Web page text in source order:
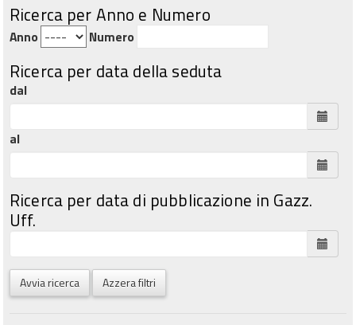
Ricerca per Anno e Numero
Anno Numero
Ricerca per data della seduta
dal
al
Ricerca per data di pubblicazione in Gazz.
Uff.
Avvia ricerca Azzera filtri